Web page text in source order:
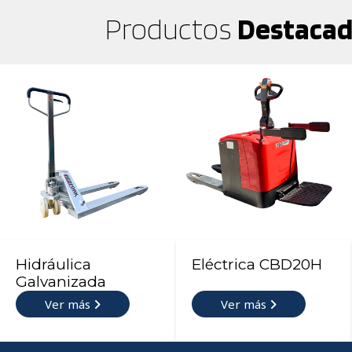
Productos
Hidráulica
Galvanizada
Ver más
Eléctrica CBD20H
Ver más